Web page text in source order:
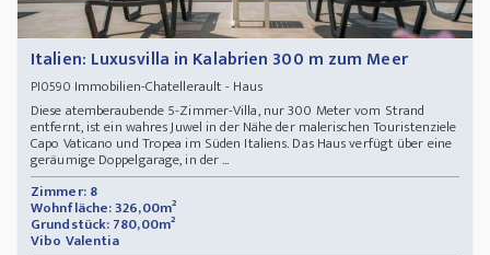
Italien: Luxusvilla in Kalabrien 300 m zum Meer
PI0590 Immobilien-Chatellerault - Haus
Diese atemberaubende 5-Zimmer-Villa, nur 300 Meter vom Strand
entfernt, ist ein wahres Juwel in der Nähe der malerischen Touristenziele
Capo Vaticano und Tropea im Süden Italiens. Das Haus verfügt über eine
geräumige Doppelgarage, in der ...
Zimmer: 8
Wohnfläche: 326,00m²
Grundstück: 780,00m²
Vibo Valentia